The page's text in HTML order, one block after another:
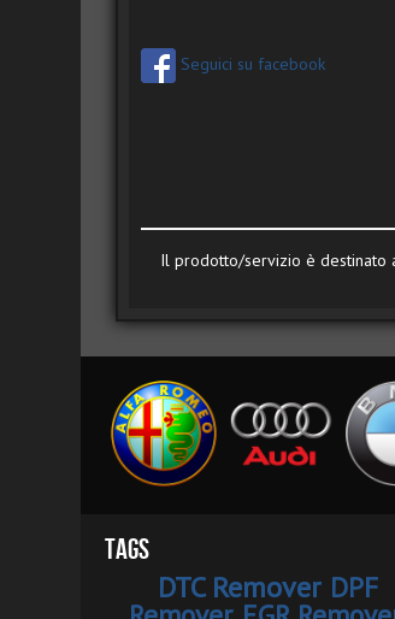
Seguici su facebook
Il prodotto/servizio è destinato
Tags
DTC Remover DPF